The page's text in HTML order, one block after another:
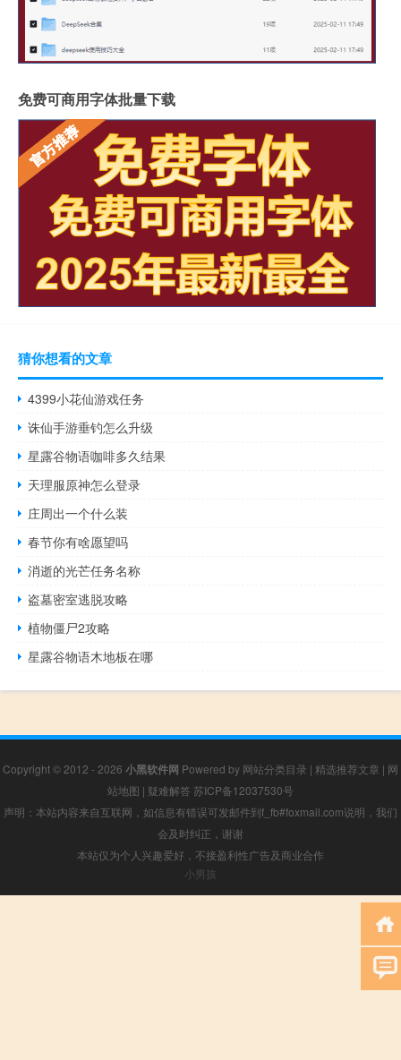
免费可商用字体批量下载
猜你想看的文章
4399小花仙游戏任务
诛仙手游垂钓怎么升级
星露谷物语咖啡多久结果
天理服原神怎么登录
庄周出一个什么装
春节你有啥愿望吗
消逝的光芒任务名称
盗墓密室逃脱攻略
植物僵尸2攻略
星露谷物语木地板在哪
Copyright © 2012 - 2026 小黑软件网 Powered by 网站分类目录 | 精选推荐文章 | 网
站地图 | 疑难解答 苏ICP备12037530号
声明：本站内容来自互联网，如信息有错误可发邮件到f_fb#foxmail.com说明，我们
会及时纠正，谢谢
本站仅为个人兴趣爱好，不接盈利性广告及商业合作
小男孩